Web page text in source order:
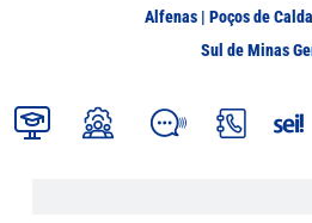
Alfenas | Poços de
Sul de Minas